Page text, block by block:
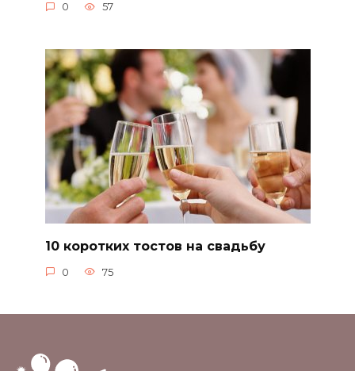
0 57
10 коротких тостов на свадьбу
0 75